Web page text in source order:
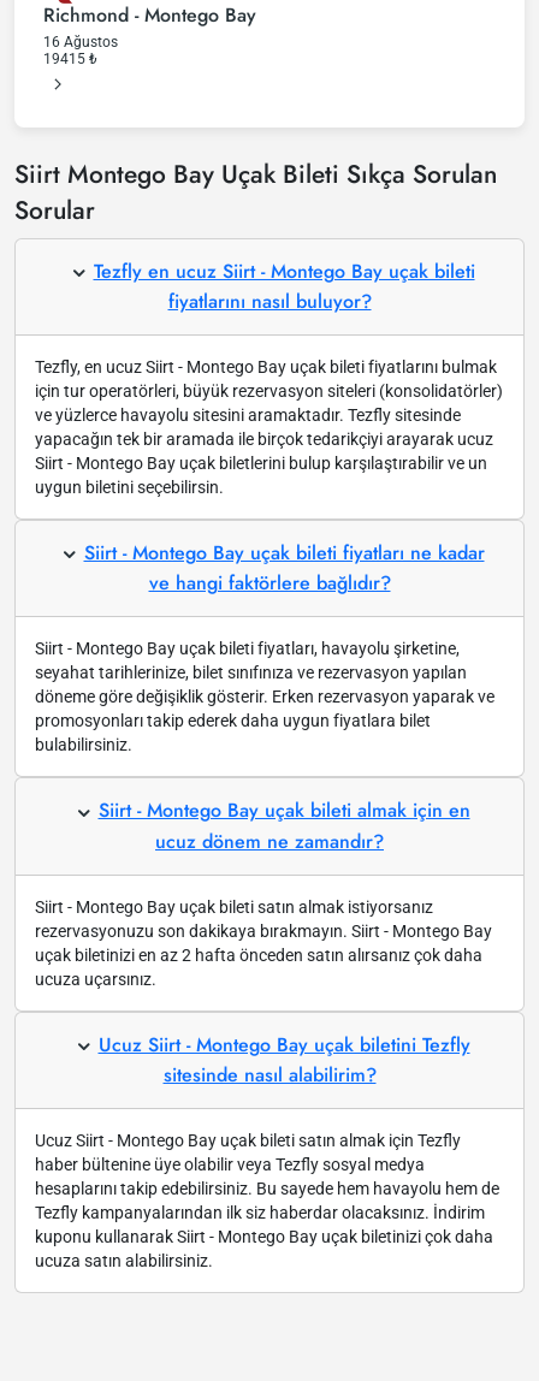
Richmond - Montego Bay
16 Ağustos
19415 ₺
Siirt Montego Bay Uçak Bileti Sıkça Sorulan
Sorular
Tezfly en ucuz Siirt - Montego Bay uçak bileti
fiyatlarını nasıl buluyor?
Tezfly, en ucuz Siirt - Montego Bay uçak bileti fiyatlarını bulmak
için tur operatörleri, büyük rezervasyon siteleri (konsolidatörler)
ve yüzlerce havayolu sitesini aramaktadır. Tezfly sitesinde
yapacağın tek bir aramada ile birçok tedarikçiyi arayarak ucuz
Siirt - Montego Bay uçak biletlerini bulup karşılaştırabilir ve un
uygun biletini seçebilirsin.
Siirt - Montego Bay uçak bileti fiyatları ne kadar
ve hangi faktörlere bağlıdır?
Siirt - Montego Bay uçak bileti fiyatları, havayolu şirketine,
seyahat tarihlerinize, bilet sınıfınıza ve rezervasyon yapılan
döneme göre değişiklik gösterir. Erken rezervasyon yaparak ve
promosyonları takip ederek daha uygun fiyatlara bilet
bulabilirsiniz.
Siirt - Montego Bay uçak bileti almak için en
ucuz dönem ne zamandır?
Siirt - Montego Bay uçak bileti satın almak istiyorsanız
rezervasyonuzu son dakikaya bırakmayın. Siirt - Montego Bay
uçak biletinizi en az 2 hafta önceden satın alırsanız çok daha
ucuza uçarsınız.
Ucuz Siirt - Montego Bay uçak biletini Tezfly
sitesinde nasıl alabilirim?
Ucuz Siirt - Montego Bay uçak bileti satın almak için Tezfly
haber bültenine üye olabilir veya Tezfly sosyal medya
hesaplarını takip edebilirsiniz. Bu sayede hem havayolu hem de
Tezfly kampanyalarından ilk siz haberdar olacaksınız. İndirim
kuponu kullanarak Siirt - Montego Bay uçak biletinizi çok daha
ucuza satın alabilirsiniz.